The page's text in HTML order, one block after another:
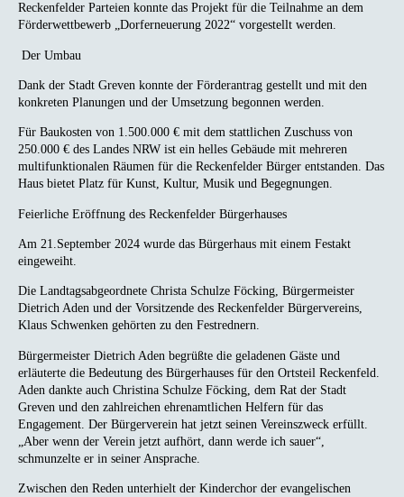
Reckenfelder Parteien konnte das Projekt für die Teilnahme an dem
Förderwettbewerb „Dorferneuerung 2022“ vorgestellt werden.
Der Umbau
Dank der Stadt Greven konnte der Förderantrag gestellt und mit den
konkreten Planungen und der Umsetzung begonnen werden.
Für Baukosten von 1.500.000 € mit dem stattlichen Zuschuss von
250.000 € des Landes NRW ist ein helles Gebäude mit mehreren
multifunktionalen Räumen für die Reckenfelder Bürger entstanden. Das
Haus bietet Platz für Kunst, Kultur, Musik und Begegnungen.
Feierliche Eröffnung des Reckenfelder Bürgerhauses
Am 21.September 2024 wurde das Bürgerhaus mit einem Festakt
eingeweiht.
Die Landtagsabgeordnete Christa Schulze Föcking, Bürgermeister
Dietrich Aden und der Vorsitzende des Reckenfelder Bürgervereins,
Klaus Schwenken gehörten zu den Festrednern.
Bürgermeister Dietrich Aden begrüßte die geladenen Gäste und
erläuterte die Bedeutung des Bürgerhauses für den Ortsteil Reckenfeld.
Aden dankte auch Christina Schulze Föcking, dem Rat der Stadt
Greven und den zahlreichen ehrenamtlichen Helfern für das
Engagement. Der Bürgerverein hat jetzt seinen Vereinszweck erfüllt.
„Aber wenn der Verein jetzt aufhört, dann werde ich sauer“,
schmunzelte er in seiner Ansprache.
Zwischen den Reden unterhielt der Kinderchor der evangelischen